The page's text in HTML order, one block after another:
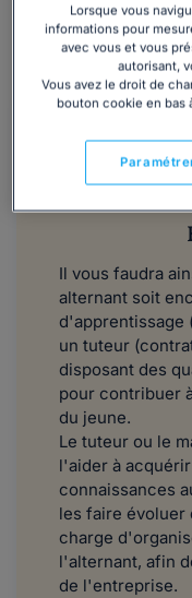
ressourceshumaines
comme il se doit, tout
sa
Il vous faudra
alternant soit
d'apprentissage
un tuteur
disposant des
pour contribuer
du jeune.
Le tuteur ou le
l'aider à
connaissances
les faire évoluer
charge
l'alternant, afin
de l'entreprise.
Lorsque vous
informations pour
avec vous et vous
autorisant,
Vous avez le droit de
bouton cookie en bas